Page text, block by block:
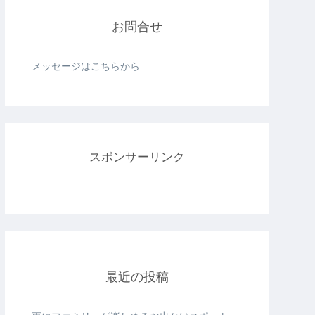
お問合せ
メッセージはこちらから
スポンサーリンク
最近の投稿